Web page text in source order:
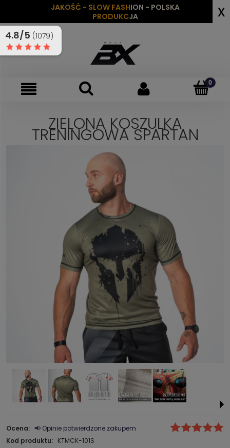
JAKOŚĆ - SLOW FASHION - POLSKA
PRODUKCJA
x
ZIELONA KOSZULKA
TRENINGOWA SPARTAN
Ocena: 📢 Opinie potwierdzone zakupem
Kod produktu: KTMCK-101S
4.8/5 (1079)